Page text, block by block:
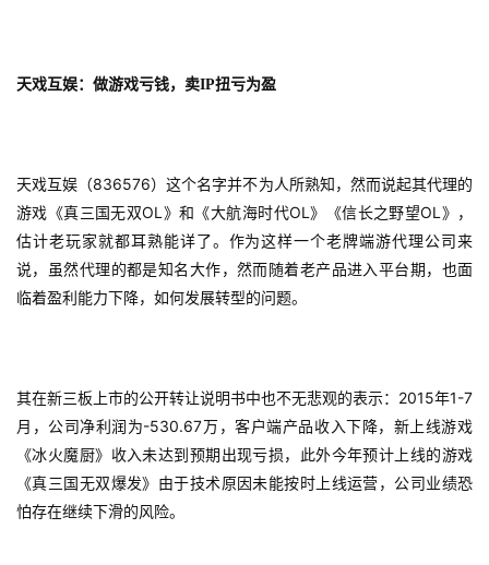
5
第
十
三
届
7
月
天戏互娱：做游戏亏钱，卖IP扭亏为盈
天戏互娱（836576）这个名字并不为人所熟知，然而说起其代理的
游戏《真三国无双OL 》和《大航海时代OL 》《信长之野望OL 》，
估计老玩家就都耳熟能详了。作为这样一个老牌端游代理公司来
说，虽然代理的都是知名大作，然而随着老产品进入平台期，也面
临着盈利能力下降，如何发展转型的问题。
其在新三板上市的公开转让说明书中也不无悲观的表示： 2015年1-7
月，公司净利润为-530.67 万，客户端产品收入下降，新上线游戏
《冰火魔厨》收入未达到预期出现亏损，此外今年预计上线的游戏
《真三国无双爆发》由于技术原因未能按时上线运营，公司业绩恐
怕存在继续下滑的风险。